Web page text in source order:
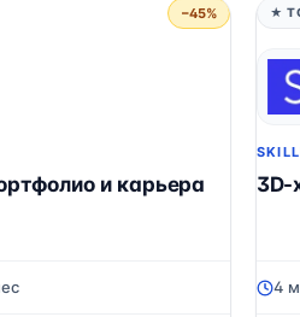
−45%
и карьера
★
3D-
4